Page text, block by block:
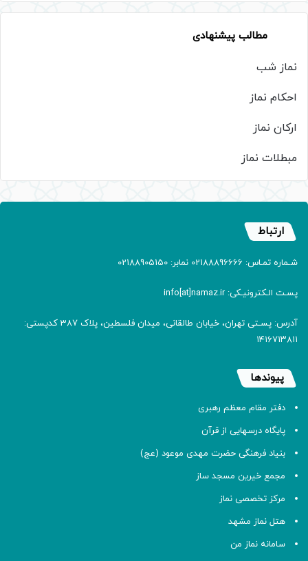
مطالب پیشنهادی
نماز شب
احکام نماز
ارکان نماز
مبطلات نماز
ارتباط
شـماره تمـاس: 02188896666 نمابر: 02188905150
پسـت الـکترونیـکی: info[at]namaz.ir
آدرس: پسـتی تهران، خیابان طالقانی، میدان فلسطین، پلاک 387 کدپستی:
۱۴۱۶۷۱۳۸۱۱
پیوندها
دفتر مقام معظم رهبری
پایگاه درسهایی از قرآن
بنیاد فرهنگی حضرت مهدی موعود (عج)
مجمع خیرین مسجد ساز
مرکز تخصصی نماز
هتل نماز مشهد
سامانه نماز من